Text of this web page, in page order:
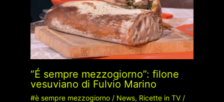
“É sempre mezzogiorno”: filone
vesuviano di Fulvio Marino
#è sempre mezzogiorno/ News, Ricette in TV/